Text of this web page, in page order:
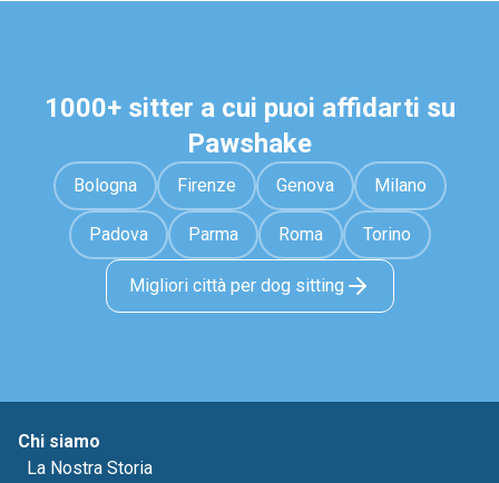
1000+ sitter a cui puoi affidarti su
Pawshake
Bologna Firenze Genova Milano
Padova Parma Roma Torino
Migliori città per dog sitting
Chi siamo
La Nostra Storia